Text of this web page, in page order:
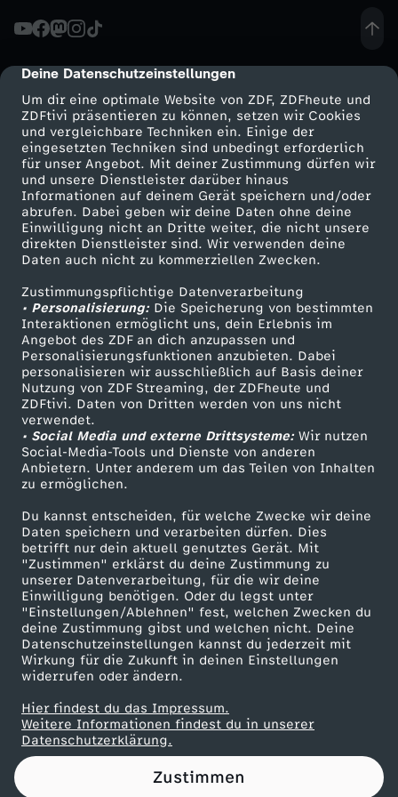
cmp-dialog-description
Deine Datenschutzeinstellungen
Um dir eine optimale Website von ZDF, ZDFheute und
ZDFtivi präsentieren zu können, setzen wir Cookies
und vergleichbare Techniken ein. Einige der
eingesetzten Techniken sind unbedingt erforderlich
für unser Angebot. Mit deiner Zustimmung dürfen wir
und unsere Dienstleister darüber hinaus
Informationen auf deinem Gerät speichern und/oder
abrufen. Dabei geben wir deine Daten ohne deine
Einwilligung nicht an Dritte weiter, die nicht unsere
direkten Dienstleister sind. Wir verwenden deine
Daten auch nicht zu kommerziellen Zwecken.
Zustimmungspflichtige Datenverarbeitung
• Personalisierung:Die Speicherung von bestimmten
Interaktionen ermöglicht uns, dein Erlebnis im
Angebot des ZDF an dich anzupassen und
Personalisierungsfunktionen anzubieten. Dabei
personalisieren wir ausschließlich auf Basis deiner
Nutzung von ZDF Streaming, der ZDFheute und
ZDFtivi. Daten von Dritten werden von uns nicht
verwendet.
• Social Media und externe Drittsysteme:Wir nutzen
Social-Media-Tools und Dienste von anderen
Anbietern. Unter anderem um das Teilen von Inhalten
zu ermöglichen.
Du kannst entscheiden, für welche Zwecke wir deine
Daten speichern und verarbeiten dürfen. Dies
betrifft nur dein aktuell genutztes Gerät. Mit
"Zustimmen" erklärst du deine Zustimmung zu
unserer Datenverarbeitung, für die wir deine
Einwilligung benötigen. Oder du legst unter
"Einstellungen/Ablehnen" fest, welchen Zwecken du
deine Zustimmung gibst und welchen nicht. Deine
Datenschutzeinstellungen kannst du jederzeit mit
Wirkung für die Zukunft in deinen Einstellungen
widerrufen oder ändern.
Hier findest du das Impressum.
Weitere Informationen findest du in unserer
Datenschutzerklärung.
Zustimmen
l
l
-
L
e
g
e
n
d
e
s
B
l
u
t
s
p
u
r
-
C
h
r
o
n
i
d
a
m
m
-
D
i
e
D
o
k
u
m
e
n
t
a
t
i
n
:
D
e
r
P
a
t
e
v
o
n
S
t
.
P
e
t
r
i
p
1
9
4
5
–
D
r
e
i
t
e
i
l
i
n
!
M
a
r
g
o
t
F
r
i
e
d
ä
n
Mehr ZDF
ZDF-Apps
Smart TV
ZDFtext
Livestreams
Sendungen A-Z
TV-Programm
Service
ZDFmitreden
Kontakt zum ZDF
Tickets
Zuschauerservice
Hilfe
ZDF Unternehmen
Karriere
ZDF goes Schule
Werbefernsehen
Mainzelmännchen
Partner